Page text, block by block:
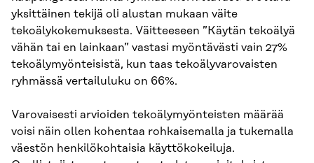
yksittäinen tekijä oli alustan mukaan väite
tekoälykokemuksesta. Väitteeseen ”Käytän tekoälyä
vähän tai en lainkaan” vastasi myöntävästi vain 27%
tekoälymyönteisistä, kun taas tekoälyvarovaisten
ryhmässä vertailuluku on 66%.
Varovaisesti arvioiden tekoälymyönteisten määrää
voisi näin ollen kohentaa rohkaisemalla ja tukemalla
väestön henkilökohtaisia käyttökokeiluja.